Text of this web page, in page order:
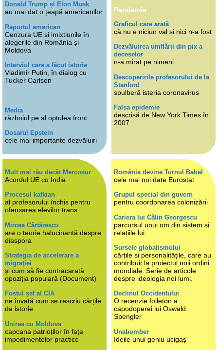
Donald Trump și Elon Musk
au mai dat o țeapă americanilor
Raportul american
Cenzura UE și imixtiunile în
alegerile din România și
Moldova
Interviul care a făcut istorie
Vladimir Putin, în dialog cu
Tucker Carlson
Media
războiul pe al optulea front
Dosarul Epstein
cele mai importante dezvăluiri
Pandemie
Graficul care arată
că nu e niciun val și nici n-a fost
Dezvăluirea umflării din pix a
deceselor
n-a mirat pe nimeni
Descoperirile profesorului de la
Stanford
spulberă isteria coronavirus
Falsa epidemie
descrisă de New York Times în
2007
Mult mai rău decât Mercosur
Acordul UE cu India
Procesul kafkian
al profesorului închis pentru
ofensarea elevilor trans
Mircea Cărtărescu
are o teorie halucinantă despre
diaspora
Strategia de accelerare a
migrației
și cum să fie contracarată
opoziția populară (Document)
Fostul șef al CIA
ne învață cum se rescriu cărțile
de istorie
Unirea cu Moldova
capcana patrioților în fața
impedimentelor practice
România devine Turnul Babel
cele mai noi date Eurostat
Grupul special din guvern
pentru coordonarea colonizării
Cariera lui Călin Georgescu
parcursul unui om din sistem și
relațiile lui
Sursele globalismului
cărțile și personalitățile, care au
contribuit la proiectul noii ordini
mondiale. Serie de articole
despre ideologia noi lumi.
Declinul Occidentului
O recenzie foileton a
capodoperei lui Oswald
Spengler
Unabomber
Ideile unui geniu ucigaș